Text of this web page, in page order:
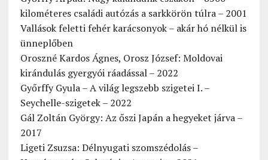
kilométeres családi autózás a sarkkörön túlra – 2001
Vallások feletti fehér karácsonyok – akár hó nélkül is
ünneplőben
Oroszné Kardos Ágnes, Orosz József: Moldovai
kirándulás gyergyói ráadással – 2022
Győrffy Gyula – A világ legszebb szigetei I. –
Seychelle-szigetek – 2022
Gál Zoltán György: Az őszi Japán a hegyeket járva –
2017
Ligeti Zsuzsa: Délnyugati szomszédolás –